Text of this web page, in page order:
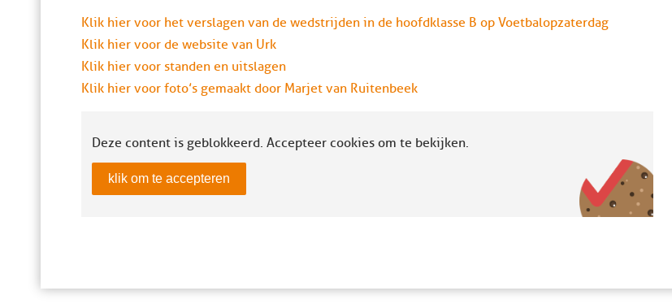
Klik hier voor het verslagen van de wedstrijden in de hoofdklasse B op Voetbalopzaterdag
Klik hier voor de website van Urk
Klik hier voor standen en uitslagen
Klik hier voor foto’s gemaakt door Marjet van Ruitenbeek
Deze content is geblokkeerd. Accepteer cookies om te bekijken.
klik om te accepteren